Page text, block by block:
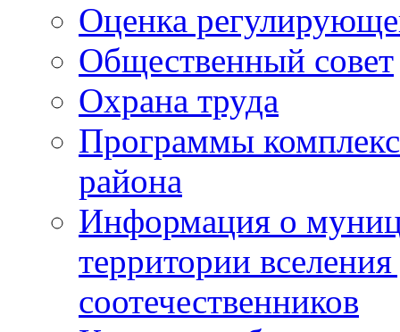
Оценка
Общественный совет
Охрана труда
Программы
района
Информация о
территории
соотечественников